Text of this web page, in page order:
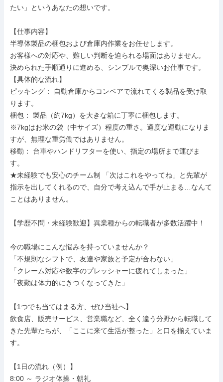
たい」というあなたの想いです。
【仕事内容】
半導体製品の梱包および倉庫内作業をお任せします。
お客様への対応や、難しい判断を迫られる場面はありません。
決められた手順通りに進める、シンプルで奥深いお仕事です。
【具体的な流れ】
ピッキング： 自動倉庫からコンベアで流れてくる製品を受け取
ります。
梱包： 製品（約7kg）を大きな箱に丁寧に梱包します。
※7kgはお米の袋（中サイズ）程度の重さ。適度な運動になりま
すが、無理な重労働ではありません。
移動： 台車やハンドリフターを使い、指定の場所まで運びま
す。
★未経験でも安心のチーム制 「次はこれをやってね」と先輩が
指示を出してくれるので、自分で考え込んで手が止まる…なんて
ことはありません。
【学歴不問・未経験歓迎】異業種からの転職者が多数活躍中！
今の職場にこんな悩みを持っていませんか？
「不規則なシフトで、友達や家族と予定が合わない」
「クレーム対応や数字のプレッシャーに疲れてしまった」
「夜勤は体力的にきつくなってきた」
【1つでも当てはまる方、ぜひ当社へ】
飲食店、販売サービス、営業職など、全く違う分野から転職して
きた先輩たちが、「ここに来て生活が整った」と口を揃えていま
す。
【1日の流れ（例）】
8:00 ～ ラジオ体操・朝礼